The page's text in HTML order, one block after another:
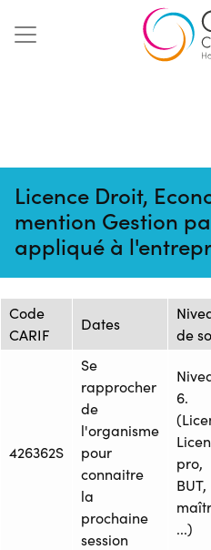
Licence Droit,
mention Gestion
appliqué à
Mise à jour :
22/09/2025
Formation :
25234765F
Session de formation
Code
CARIF
Dates
de
426362S
Se
rapprocher
de
l'organisme
pour
connaitre
la
prochaine
session
6.
pro,
BUT,
...)